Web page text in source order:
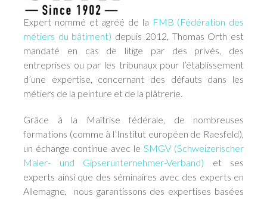
Expert nommé et agréé de la FMB (Fédération des
métiers du bâtiment) depuis 2012, Thomas Orth est
mandaté en cas de litige par des privés, des
entreprises ou par les tribunaux pour l’établissement
d’une expertise, concernant des défauts dans les
métiers de la peinture et de la plâtrerie.
Grâce à la Maîtrise fédérale, de nombreuses
formations (comme à l’Institut européen de Raesfeld),
un échange continue avec le SMGV (Schweizerischer
Maler- und Gipserunternehmer-Verband) et ses
experts ainsi que des séminaires avec des experts en
Allemagne, nous garantissons des expertises basées